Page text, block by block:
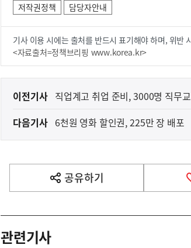
저작권정책
담당자안내
기사 이용 시에는 출처를 반드시 표기해야 하며, 위반
<자료출처=정책브리핑 www.korea.kr>
이
다
음
기
영
역
이전기사 직업계고 취업 준비, 3000명 직무
다음기사 6천원 영화 할인권, 225만 장 배포
공유하기
열
기
관련기사